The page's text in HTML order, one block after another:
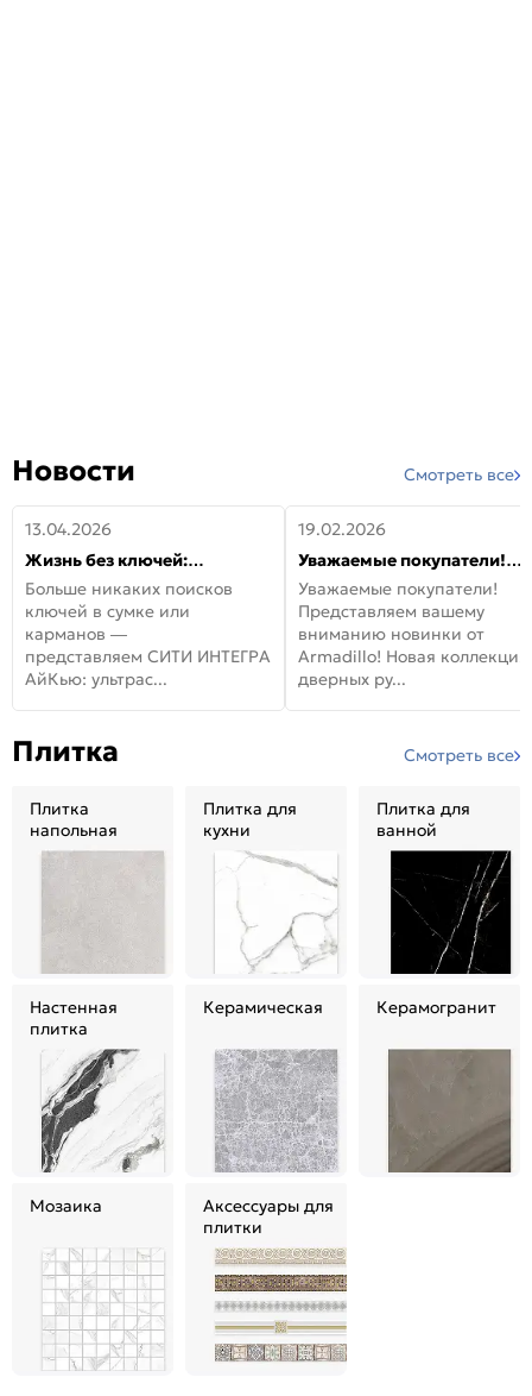
Новости Смотреть все
13.04.2026
Жизнь без ключей:
встречайте новую дверь
СИТИ ИНТЕГРА АйКью!
Больше никаких поисков
ключей в сумке или
карманов —
представляем СИТИ ИНТЕГРА
АйКью: ультрас...
19.02.2026
Уважаемые покупатели!
Представляем вашему
вниманию новинки от
Armadillo!
Уважаемые покупатели!
Представляем вашему
вниманию новинки от
Armadillo! Новая коллекция
дверных ру...
Плитка Смотреть все
Плитка
напольная
Плитка для
кухни
Плитка для
ванной
Настенная
плитка
Керамическая Керамогранит
Мозаика
Аксессуары для
плитки